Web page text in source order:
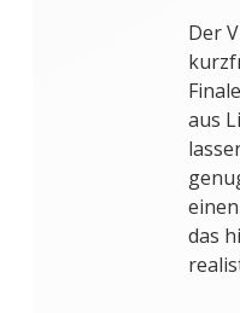
Der
aus
das